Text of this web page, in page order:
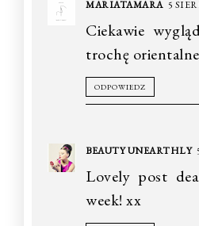
MARIATAMARA 5
Ciekawie
trochę
ODPOWIEDZ
BEAUTY UNEARTHLY
Lovely post
week! xx